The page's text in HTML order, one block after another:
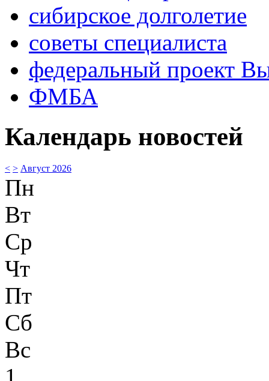
сибирское долголетие
советы специалиста
федеральный проект
ФМБА
Календарь новостей
< > Август 2026
Пн
Вт
Ср
Чт
Пт
Сб
Вс